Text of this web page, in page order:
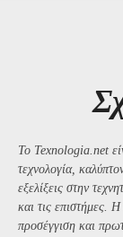
Το Texnologia.net
τεχνολογία,
εξελίξεις στην
και τις επιστήμες.
προσέγγιση και